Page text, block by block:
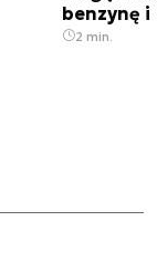
benzynę i
2 min.